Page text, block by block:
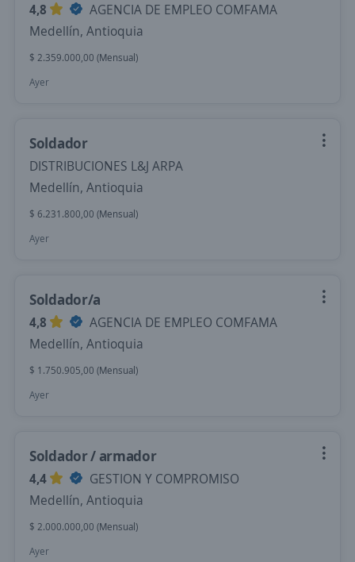
4,8
AGENCIA DE EMPLEO COMFAMA
Medellín, Antioquia
$ 2.359.000,00 (Mensual)
Ayer
Soldador
DISTRIBUCIONES L&J ARPA
Medellín, Antioquia
$ 6.231.800,00 (Mensual)
Ayer
Soldador/a
4,8
AGENCIA DE EMPLEO COMFAMA
Medellín, Antioquia
$ 1.750.905,00 (Mensual)
Ayer
Soldador / armador
4,4
GESTION Y COMPROMISO
Medellín, Antioquia
$ 2.000.000,00 (Mensual)
Ayer